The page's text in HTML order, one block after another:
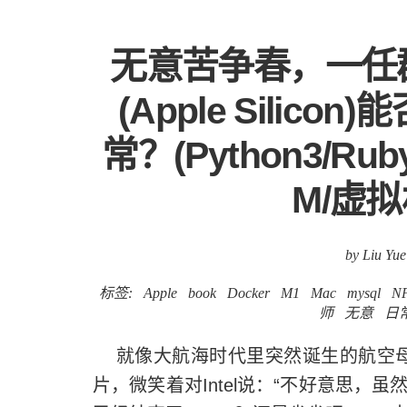
无意苦争春，一
(Apple Silicon)能
常？(Python3/
M/虚
by Liu Yue
标签: Apple book Docker M1 Mac mysql
师
无意 日
就像大航海时代里突然诞生的航空
片，微笑着对Intel说：“不好意思，虽